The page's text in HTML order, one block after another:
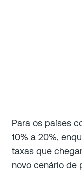
Para os países
10% a 20%,
taxas que
novo cenário de